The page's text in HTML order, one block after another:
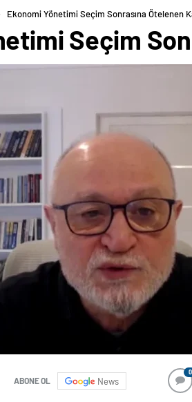
Ekonomi Yönetimi Seçim Sonrasına Ötelenen
Seçim
ABONE OL News
0